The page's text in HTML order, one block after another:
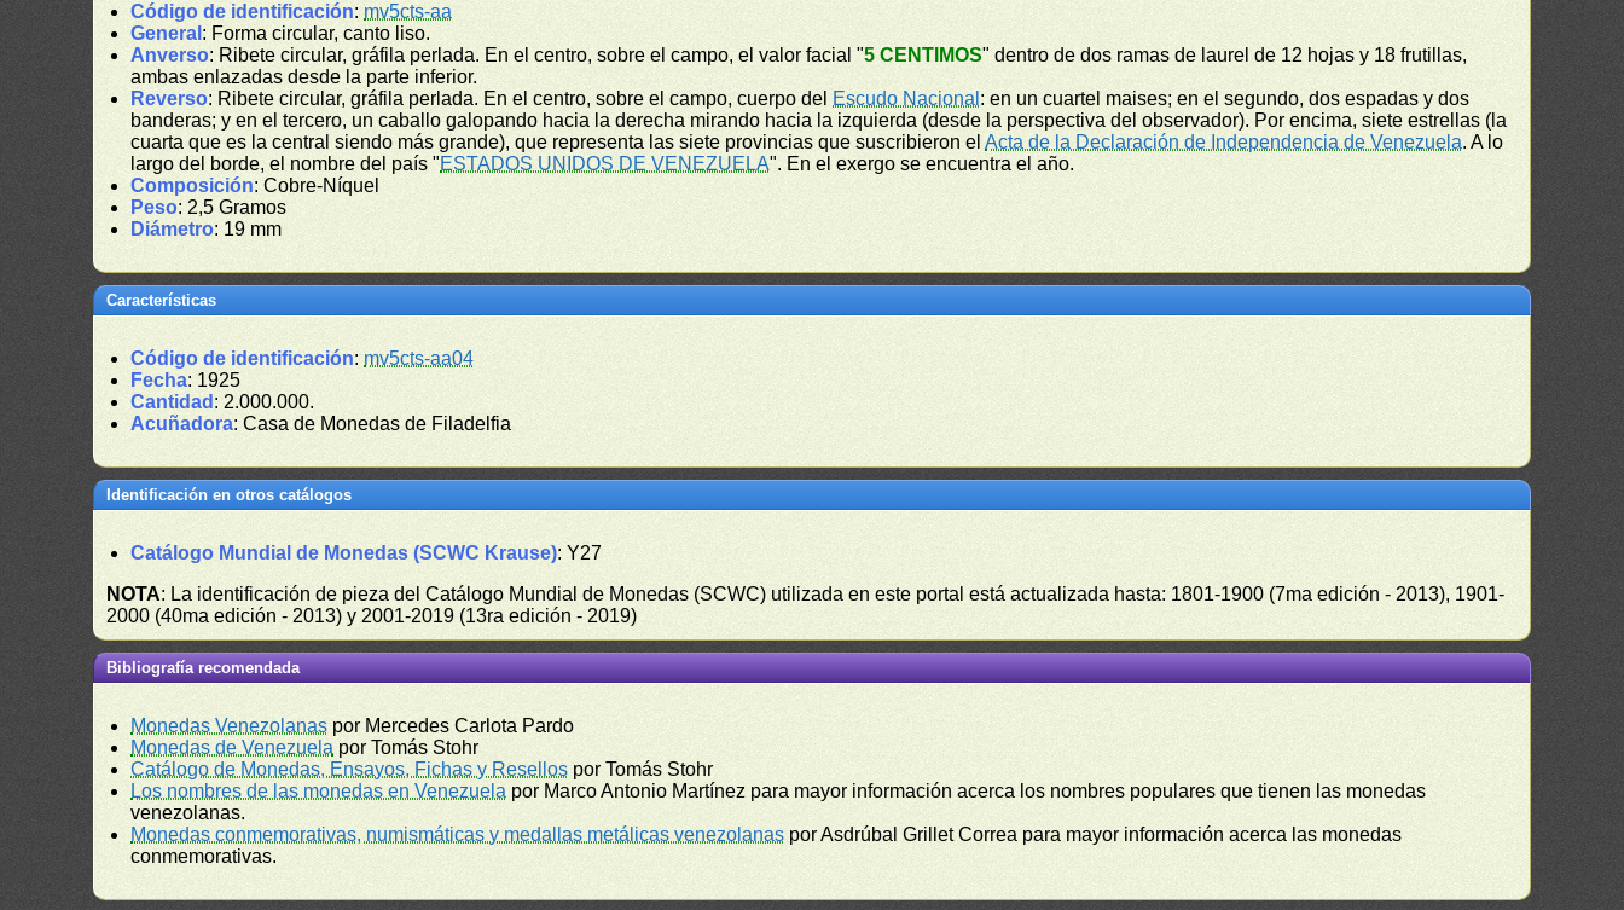
Código de identificación: mv5cts-aa
General : Forma circular, canto liso.
Anverso: Ribete circular, gráfila perlada. En el centro, sobre el campo, el valor facial "5 CENTIMOS" dentro de dos ramas de laurel de 12 hojas y 18 frutillas,
ambas enlazadas desde la parte inferior.
Reverso: Ribete circular, gráfila perlada. En el centro, sobre el campo, cuerpo del Escudo Nacional : en un cuartel maises; en el segundo, dos espadas y dos
banderas; y en el tercero, un caballo galopando hacia la derecha mirando hacia la izquierda (desde la perspectiva del observador). Por encima, siete estrellas (la
cuarta que es la central siendo más grande), que representa las siete provincias que suscribieron elActa de la Declaración de Independencia de Venezuela. A lo
largo del borde, el nombre del país "ESTADOS UNIDOS DE VENEZUELA". En el exergo se encuentra el año.
Composición: Cobre-Níquel
Peso: 2,5 Gramos
Diámetro: 19 mm
Características
Código de identificación: mv5cts-aa04
Fecha: 1925
Cantidad : 2.000.000.
Acuñadora: Casa de Monedas de Filadelfia
Identificación en otros catálogos
Catálogo Mundial de Monedas (SCWC Krause): Y27
NOTA: La identificación de pieza del Catálogo Mundial de Monedas (SCWC) utilizada en este portal está actualizada hasta: 1801-1900 (7ma edición - 2013), 1901-
2000 (40ma edición - 2013) y 2001-2019 (13ra edición - 2019)
Bibliografía recomendada
Monedas Venezolanas por Mercedes Carlota Pardo
Monedas de Venezuela por Tomás Stohr
Catálogo de Monedas, Ensayos, Fichas y Resellos por Tomás Stohr
Los nombres de las monedas en Venezuela por Marco Antonio Martínez para mayor información acerca los nombres populares que tienen las monedas
venezolanas.
Monedas conmemorativas, numismáticas y medallas metálicas venezolanas por Asdrúbal Grillet Correa para mayor información acerca las monedas
conmemorativas.